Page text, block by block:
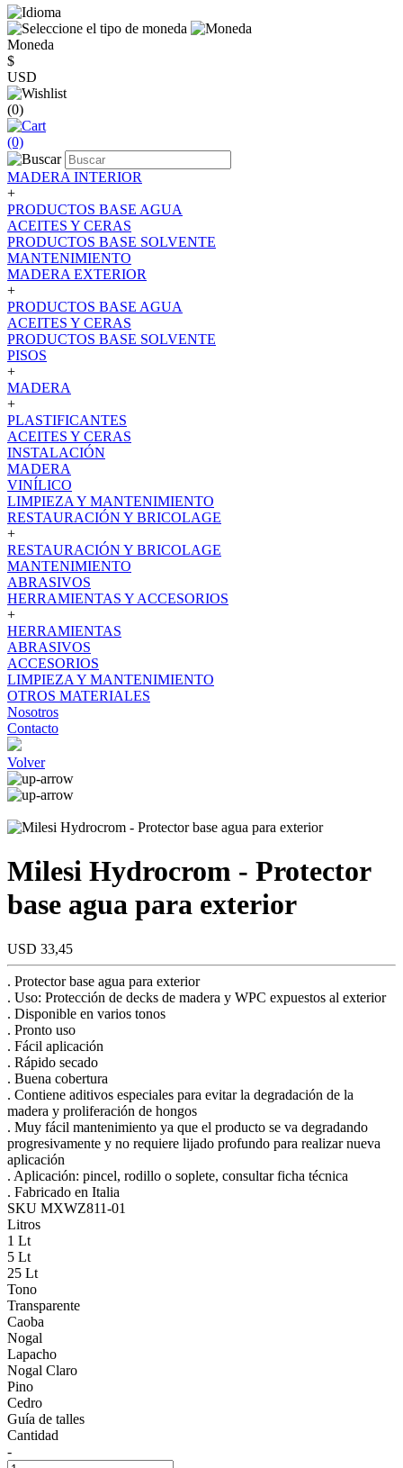
Moneda
$
USD
(0)
(0)
MADERA INTERIOR
+
PRODUCTOS BASE AGUA
ACEITES Y CERAS
PRODUCTOS BASE SOLVENTE
MANTENIMIENTO
MADERA EXTERIOR
+
PRODUCTOS BASE AGUA
ACEITES Y CERAS
PRODUCTOS BASE SOLVENTE
PISOS
+
MADERA
+
PLASTIFICANTES
ACEITES Y CERAS
INSTALACIÓN
MADERA
VINÍLICO
LIMPIEZA Y MANTENIMIENTO
RESTAURACIÓN Y BRICOLAGE
+
RESTAURACIÓN Y BRICOLAGE
MANTENIMIENTO
ABRASIVOS
HERRAMIENTAS Y ACCESORIOS
+
HERRAMIENTAS
ABRASIVOS
ACCESORIOS
LIMPIEZA Y MANTENIMIENTO
OTROS MATERIALES
Nosotros
Contacto
Volver
Milesi Hydrocrom - Protector
base agua para exterior
USD 33,45
. Protector base agua para exterior
. Uso: Protección de decks de madera y WPC expuestos al exterior
. Disponible en varios tonos
. Pronto uso
. Fácil aplicación
. Rápido secado
. Buena cobertura
. Contiene aditivos especiales para evitar la degradación de la
madera y proliferación de hongos
. Muy fácil mantenimiento ya que el producto se va degradando
progresivamente y no requiere lijado profundo para realizar nueva
aplicación
. Aplicación: pincel, rodillo o soplete, consultar ficha técnica
. Fabricado en Italia
SKU MXWZ811-01
Litros
1 Lt
5 Lt
25 Lt
Tono
Transparente
Caoba
Nogal
Lapacho
Nogal Claro
Pino
Cedro
Guía de talles
Cantidad
-